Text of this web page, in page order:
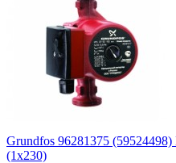
Grundfos 96281375
(1х230)